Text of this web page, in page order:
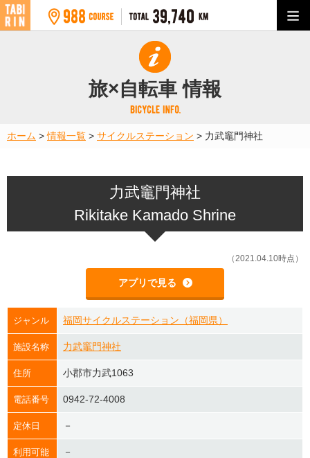
旅×自転車 情報
ホーム >情報一覧 > サイクルステーション > 力武竈門神社
力武竈門神社
Rikitake Kamado Shrine
（2021.04.10時点）
アプリで見る
ジャンル 福岡サイクルステーション（福岡県）
施設名称 力武竈門神社
住所 小郡市力武1063
電話番号 0942-72-4008
定休日 －
利用可能
－